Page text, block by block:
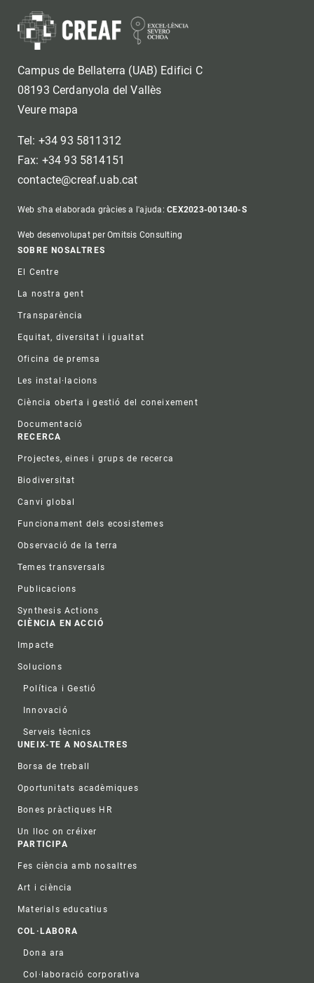
Campus de Bellaterra (UAB) Edifici C
08193 Cerdanyola del Vallès
Veure mapa
Tel: +34 93 5811312
Fax: +34 93 5814151
contacte@creaf.uab.cat
Web s'ha elaborada gràcies a l'ajuda:CEX2023-001340-S
Web desenvolupat per Omitsis Consulting
Footer
SOBRE NOSALTRES
El Centre
La nostra gent
Transparència
Equitat, diversitat i igualtat
Oficina de premsa
Les instal·lacions
Ciència oberta i gestió del coneixement
Documentació
RECERCA
Projectes, eines i grups de recerca
Biodiversitat
Canvi global
Funcionament dels ecosistemes
Observació de la terra
Temes transversals
Publicacions
Synthesis Actions
CIÈNCIA EN ACCIÓ
Impacte
Solucions
Política i Gestió
Innovació
Serveis tècnics
UNEIX-TE A NOSALTRES
Borsa de treball
Oportunitats acadèmiques
Bones pràctiques HR
Un lloc on créixer
PARTICIPA
Fes ciència amb nosaltres
Art i ciència
Materials educatius
COL·LABORA
Dona ara
Col·laboració corporativa